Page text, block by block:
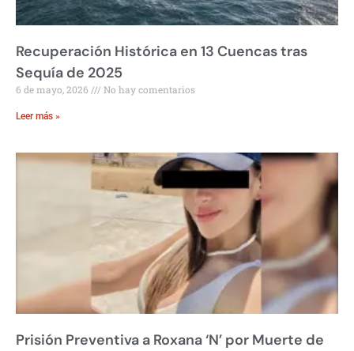
Recuperación Histórica en 13 Cuencas tras
Sequía de 2025
6 de mayo, 2026 No hay comentarios
Leer más »
Prisión Preventiva a Roxana ‘N’ por Muerte de